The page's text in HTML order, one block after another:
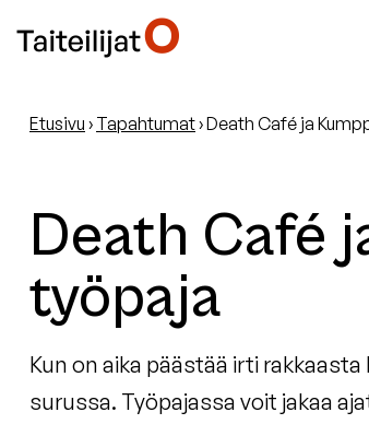
Etusivu › Tapahtumat›Death Café ja
Death Café
työpaja
Kun on aika päästää irti
surussa. Työpajassa voit jakaa